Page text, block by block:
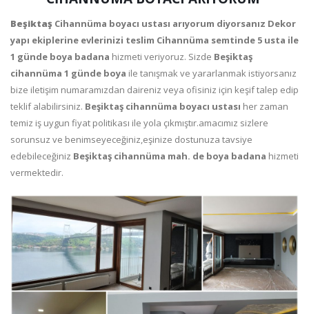
Beşiktaş Cihannüma boyacı ustası arıyorum diyorsanız Dekor
yapı ekiplerine evlerinizi teslim Cihannüma semtinde 5 usta ile
1 günde boya badana hizmeti veriyoruz. Sizde Beşiktaş
cihannüma 1 günde boya ile tanışmak ve yararlanmak istiyorsanız
bize iletişim numaramızdan daireniz veya ofisiniz için keşif talep edip
teklif alabilirsiniz. Beşiktaş cihannüma boyacı ustası her zaman
temiz iş uygun fiyat politikası ile yola çıkmıştır.amacımız sizlere
sorunsuz ve benimseyeceğiniz,eşinize dostunuza tavsiye
edebileceğiniz Beşiktaş cihannüma mah. de boya badana hizmeti
vermektedir.